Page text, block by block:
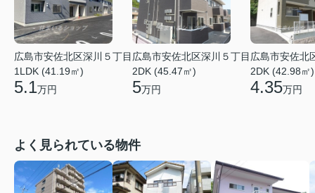
広島市安佐北区深川５丁目
1LDK (41.19㎡)
5.1万円
広島市安佐北区深川５丁目
2DK (45.47㎡)
5万円
広島市安佐北
2DK (42.98㎡)
4.35万円
よく見られている物件